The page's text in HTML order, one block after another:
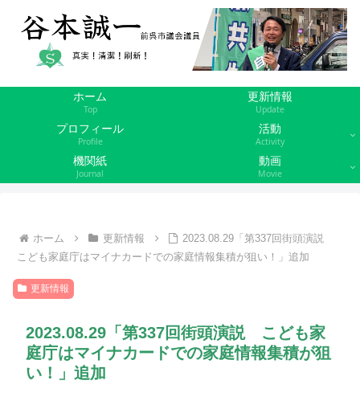
ホーム
Top
更新情報
Update
プロフィール
Profile
活動
Activity
機関紙
Journal
動画
Movie
ホーム 更新情報
2023.08.29「第337回街頭演説
こども家庭庁はマイナカードでの家庭情報集積が狙い！」追加
更新情報
2023.08.29「第337回街頭演説 こども家
庭庁はマイナカードでの家庭情報集積が狙
い！」追加